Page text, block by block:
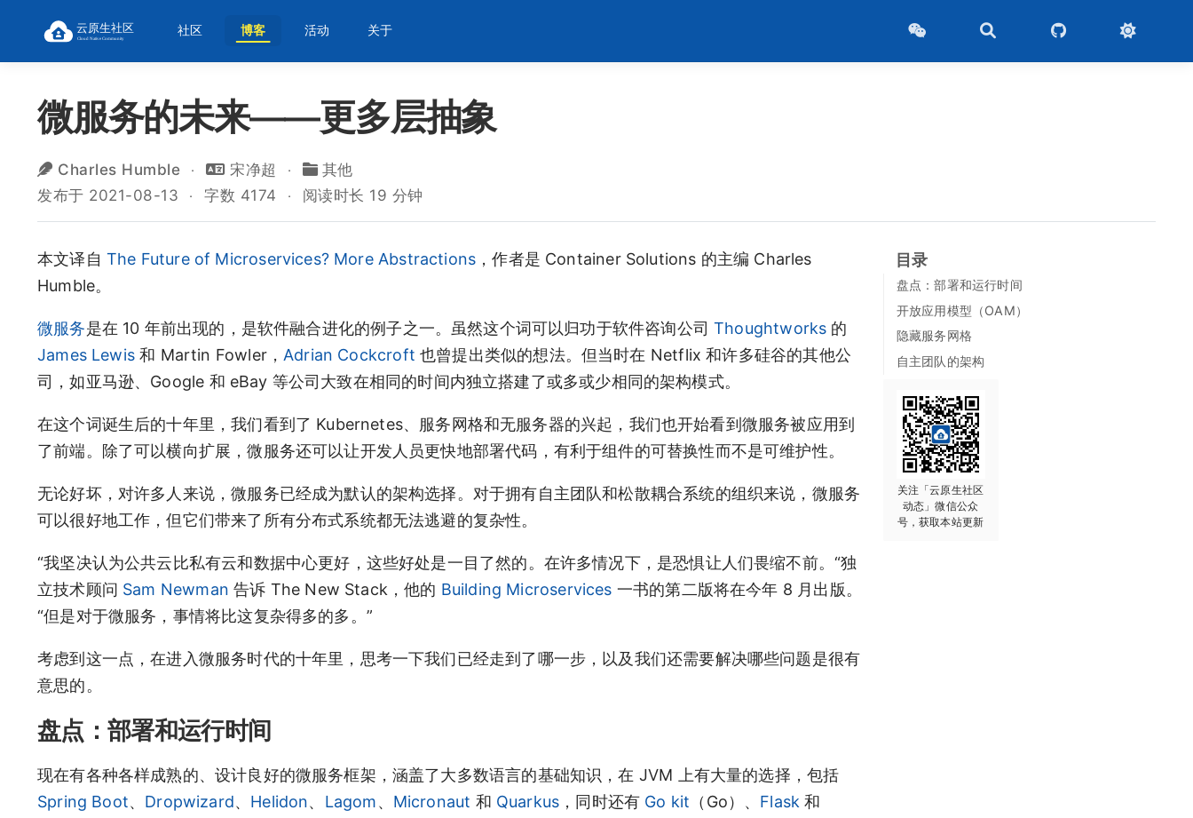
社区 博客 活动 关于
微服务的未来——更多层抽象
Charles Humble 宋净超
其他
发布于 2021-08-13
字数 4174 阅读时长 19 分钟
目录
盘点：部署和运行时间
开放应用模型（OAM）
隐藏服务网格
自主团队的架构
关注「云原生社区
动态」微信公众
号，获取本站更新
本文译自 The Future of Microservices? More Abstractions ，作者是 Container Solutions 的主编 Charles
Humble。
微服务是在 10 年前出现的，是软件融合进化的例子之一。虽然这个词可以归功于软件咨询公司Thoughtworks 的
James Lewis和 Martin Fowler， Adrian Cockcroft 也曾提出类似的想法。但当时在 Netflix 和许多硅谷的其他公
司，如亚马逊、Google 和 eBay 等公司大致在相同的时间内独立搭建了或多或少相同的架构模式。
在这个词诞生后的十年里，我们看到了 Kubernetes、服务网格和无服务器的兴起，我们也开始看到微服务被应用到
了前端。除了可以横向扩展，微服务还可以让开发人员更快地部署代码，有利于组件的可替换性而不是可维护性。
无论好坏，对许多人来说，微服务已经成为默认的架构选择。对于拥有自主团队和松散耦合系统的组织来说，微服务
可以很好地工作，但它们带来了所有分布式系统都无法逃避的复杂性。
“我坚决认为公共云比私有云和数据中心更好，这些好处是一目了然的。在许多情况下，是恐惧让人们畏缩不前。“独
立技术顾问 Sam Newman 告诉 The New Stack，他的 Building Microservices 一书的第二版将在今年 8 月出版。
“但是对于微服务，事情将比这复杂得多的多。”
考虑到这一点，在进入微服务时代的十年里，思考一下我们已经走到了哪一步，以及我们还需要解决哪些问题是很有
意思的。
盘点：部署和运行时间
现在有各种各样成熟的、设计良好的微服务框架，涵盖了大多数语言的基础知识，在 JVM 上有大量的选择，包括
Spring Boot、 Dropwizard、 Helidon、 Lagom、 Micronaut 和 Quarkus ，同时还有 Go kit （Go）、 Flask 和